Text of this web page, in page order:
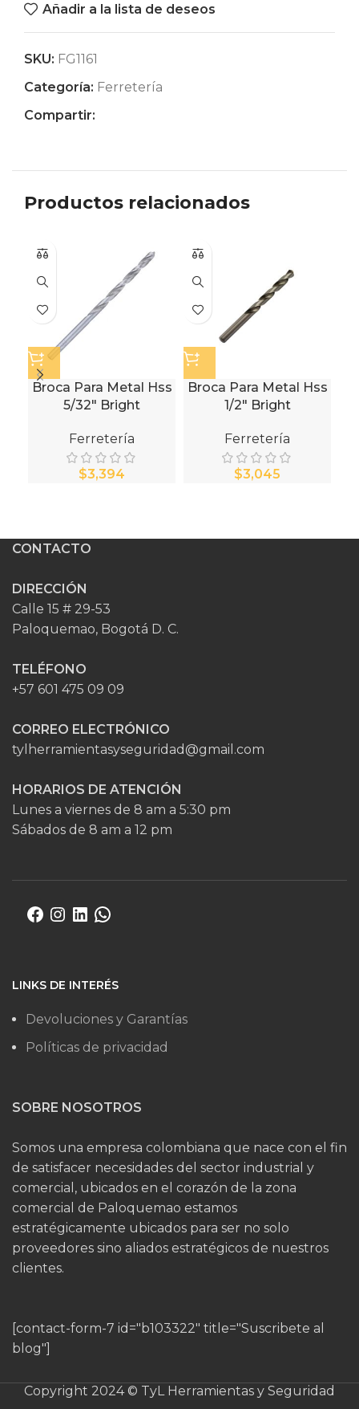
Añadir a la lista de deseos
SKU: FG1161
Categoría: Ferretería
Compartir:
Productos relacionados
Broca Para Metal Hss
5/32″ Bright
Ferretería
$
Broca Para Metal Hss
1/2″ Bright
Ferretería
$
CONTACTO
DIRECCIÓN
Calle 15 # 29-53
Paloquemao, Bogotá D. C.
TELÉFONO
+57 601 475 09 09
CORREO ELECTRÓNICO
tylherramientasyseguridad@gmail.com
HORARIOS DE ATENCIÓN
Lunes a viernes de 8 am a 5:30 pm
Sábados de 8 am a 12 pm
LINKS DE INTERÉS
Devoluciones y Garantías
Políticas de privacidad
SOBRE NOSOTROS
Somos una empresa colombiana que nace con el fin
de satisfacer necesidades del sector industrial y
comercial, ubicados en el corazón de la zona
comercial de Paloquemao estamos
estratégicamente ubicados para ser no solo
proveedores sino aliados estratégicos de nuestros
clientes.
[contact-form-7 id="b103322" title="Suscribete al
blog"]
Copyright 2024 © TyL Herramientas y Seguridad